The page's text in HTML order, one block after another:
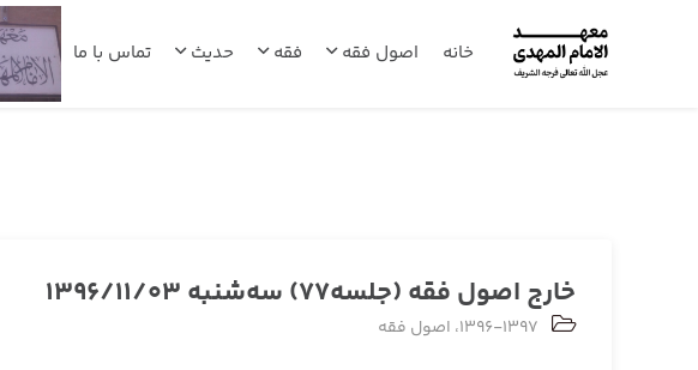
خانه اصول فقه فقه حدیث تماس با ما
خارج اصول فقه (جلسه77) سه‌شنبه 1396/11/03
1396-1397، اصول فقه